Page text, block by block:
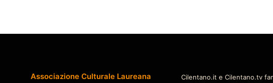
Associazione Culturale Laureana
Cilentano.it e Cilentano.tv